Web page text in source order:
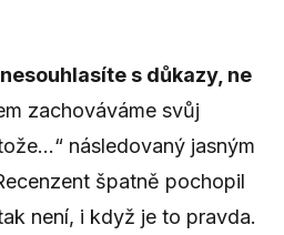
s důkazy, ne
zachováváme svůj
následovaný jasným
špatně pochopil
není, i když je to pravda.